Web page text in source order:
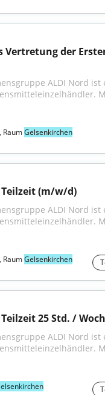
Vertretung der
ALDI Nord ist
RaumGelsenkirchen
(m/w/d)
ALDI Nord ist
RaumGelsenkirchen
25 Std. /
ALDI Nord ist